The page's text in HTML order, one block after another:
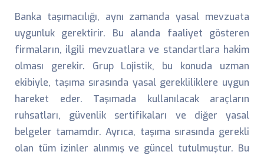
Banka taşımacılığı, aynı zamanda yasal mevzuata
uygunluk gerektirir. Bu alanda faaliyet gösteren
firmaların, ilgili mevzuatlara ve standartlara hakim
olması gerekir. Grup Lojistik, bu konuda uzman
ekibiyle, taşıma sırasında yasal gerekliliklere uygun
hareket eder. Taşımada kullanılacak araçların
ruhsatları, güvenlik sertifikaları ve diğer yasal
belgeler tamamdır. Ayrıca, taşıma sırasında gerekli
olan tüm izinler alınmış ve güncel tutulmuştur. Bu